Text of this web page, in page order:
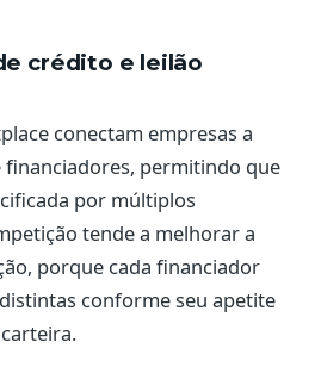
crédito e leilão
conectam empresas a
financiadores, permitindo que
por múltiplos
tende a melhorar a
porque cada financiador
conforme seu apetite